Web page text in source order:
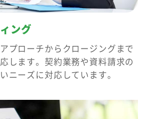
ング
プローチからクロージングまで
します。契約業務や資料請求の
ニーズに対応しています。